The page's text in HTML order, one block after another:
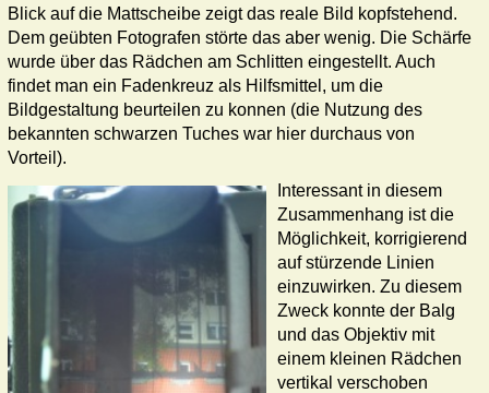
Blick auf die Mattscheibe zeigt das reale Bild kopfstehend.
Dem geübten Fotografen störte das aber wenig. Die Schärfe
wurde über das Rädchen am Schlitten eingestellt. Auch
findet man ein Fadenkreuz als Hilfsmittel, um die
Bildgestaltung beurteilen zu konnen (die Nutzung des
bekannten schwarzen Tuches war hier durchaus von
Vorteil).
Interessant in diesem
Zusammenhang ist die
Möglichkeit, korrigierend
auf stürzende Linien
einzuwirken. Zu diesem
Zweck konnte der Balg
und das Objektiv mit
einem kleinen Rädchen
vertikal verschoben